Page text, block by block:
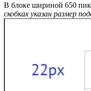
В блоке шириной 650
скобках указан размер